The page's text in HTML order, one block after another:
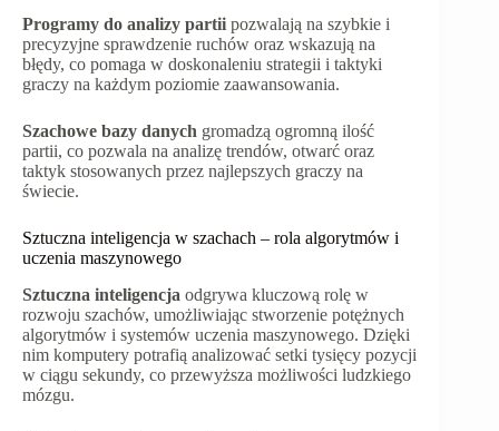
Programy do analizy partii pozwalają na szybkie i
precyzyjne sprawdzenie ruchów oraz wskazują na
błędy, co pomaga w doskonaleniu strategii i taktyki
graczy na każdym poziomie zaawansowania.
Szachowe bazy danych gromadzą ogromną ilość
partii, co pozwala na analizę trendów, otwarć oraz
taktyk stosowanych przez najlepszych graczy na
świecie.
Sztuczna inteligencja w szachach – rola algorytmów i
uczenia maszynowego
Sztuczna inteligencja odgrywa kluczową rolę w
rozwoju szachów, umożliwiając stworzenie potężnych
algorytmów i systemów uczenia maszynowego. Dzięki
nim komputery potrafią analizować setki tysięcy pozycji
w ciągu sekundy, co przewyższa możliwości ludzkiego
mózgu.